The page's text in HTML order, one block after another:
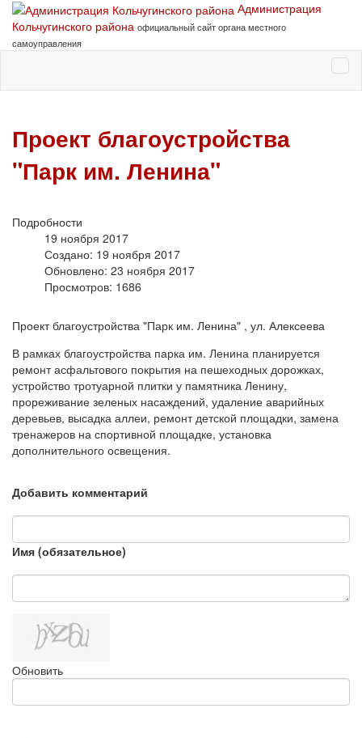
Администрация
Кольчугинского района официальный сайт органа местного
самоуправления
Проект благоустройства
"Парк им. Ленина"
Подробности
19 ноября 2017
Создано: 19 ноября 2017
Обновлено: 23 ноября 2017
Просмотров: 1686
Проект благоустройства "Парк им. Ленина" , ул. Алексеева
В рамках благоустройства парка им. Ленина планируется
ремонт асфальтового покрытия на пешеходных дорожках,
устройство тротуарной плитки у памятника Ленину,
прореживание зеленых насаждений, удаление аварийных
деревьев, высадка аллеи, ремонт детской площадки, замена
тренажеров на спортивной площадке, установка
дополнительного освещения.
Добавить комментарий
Имя (обязательное)
Обновить